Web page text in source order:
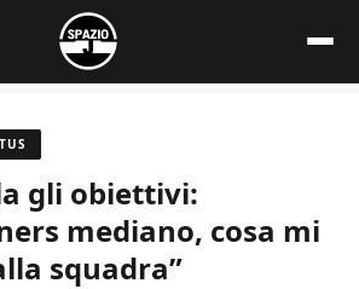
gli obiettivi:
mediano, cosa mi
squadra”